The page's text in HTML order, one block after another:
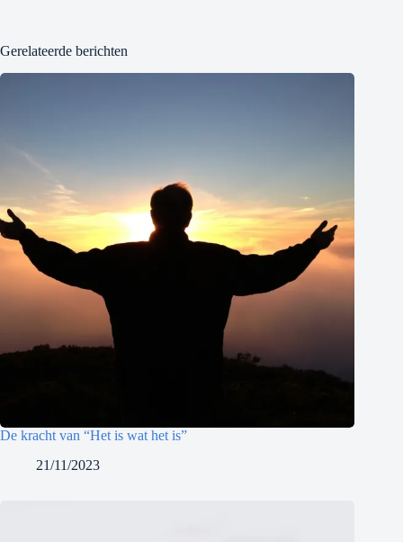
Gerelateerde berichten
De kracht van “Het is wat het is”
21/11/2023